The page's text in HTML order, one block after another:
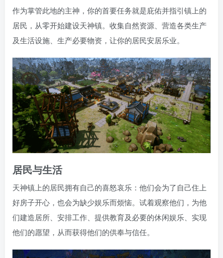
作为掌管此地的主神，你的首要任务就是庇佑并指引镇上的
居民，从零开始建设天神镇。收集自然资源、营造各类生产
及生活设施、生产必要物资，让你的居民安居乐业。
居民与生活
天神镇上的居民拥有自己的喜怒哀乐：他们会为了自己住上
好房子开心，也会为缺少娱乐而烦恼。试着观察他们，为他
们建造居所、安排工作、提供教育及必要的休闲娱乐、实现
他们的愿望，从而获得他们的供奉与信任。